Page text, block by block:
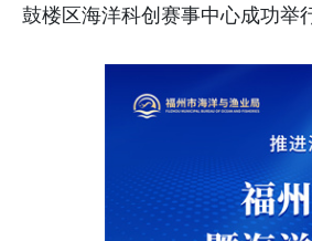
鼓楼区海洋科创赛事中心成功举行